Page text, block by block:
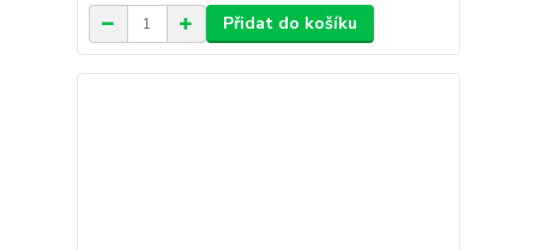
Přidat do košíku